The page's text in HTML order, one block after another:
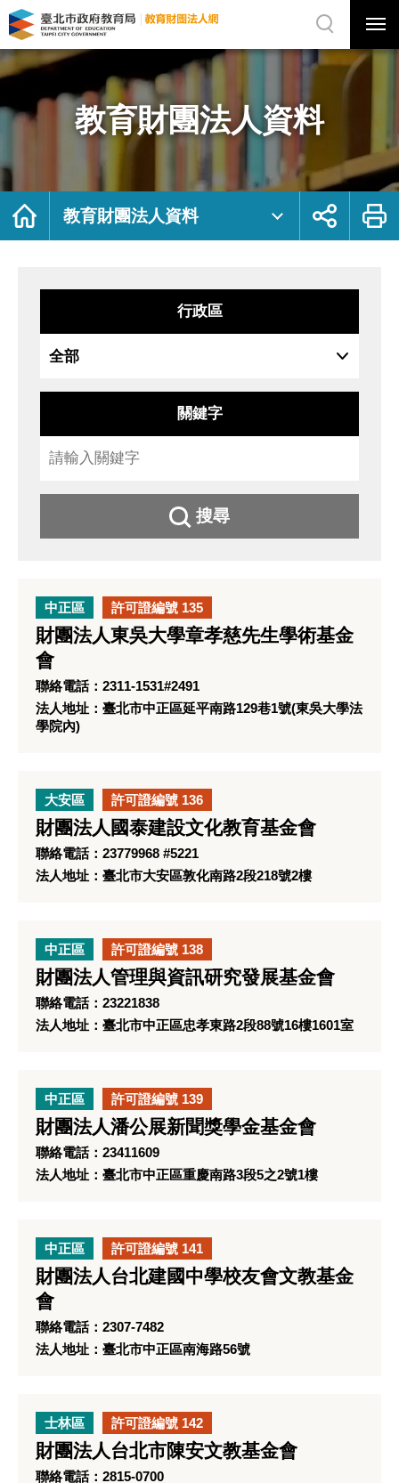
教
育
團
資
料
府
局
法
網
站
選
選
單
關
網
站
尋
教育財團法人資料
首
教育財團法人資料
展
鈕
列
行政區
關鍵字
搜尋
中正區 許可證編號 135
財團法人東吳大學章孝慈先生學術基金
會
聯絡電話：2311-1531#2491
法人地址：臺北市中正區延平南路129巷1號(東吳大學法
學院內)
大安區 許可證編號 136
財團法人國泰建設文化教育基金會
聯絡電話：23779968 #5221
法人地址：臺北市大安區敦化南路2段218號2樓
中正區 許可證編號 138
財團法人管理與資訊研究發展基金會
聯絡電話：23221838
法人地址：臺北市中正區忠孝東路2段88號16樓1601室
中正區 許可證編號 139
財團法人潘公展新聞獎學金基金會
聯絡電話：23411609
法人地址：臺北市中正區重慶南路3段5之2號1樓
中正區 許可證編號 141
財團法人台北建國中學校友會文教基金
會
聯絡電話：2307-7482
法人地址：臺北市中正區南海路56號
士林區 許可證編號 142
財團法人台北市陳安文教基金會
聯絡電話：2815-0700